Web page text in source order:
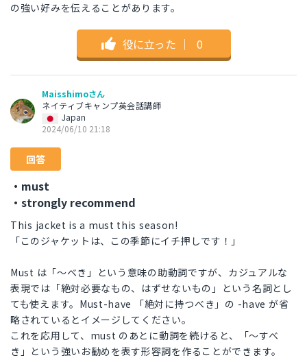
の強い好みを伝えることがあります。
役に立った ｜ 0
Maisshimoさん
ネイティブキャンプ英会話講師
Japan
2024/06/10 21:18
回答
・must
・strongly recommend
This jacket is a must this season!
「このジャケットは、この季節にイチ押しです！」
Must は「〜べき」という意味の助動詞ですが、カジュアルな
表現では「絶対必要なもの、はずせないもの」という名詞とし
ても使えます。Must-have 「絶対に持つべき」の -have が省
略されているとイメージしてください。
これを応用して、must のあとに動詞を続けると、「〜すべ
き」という強いお勧めを表す形容詞を作ることができます。